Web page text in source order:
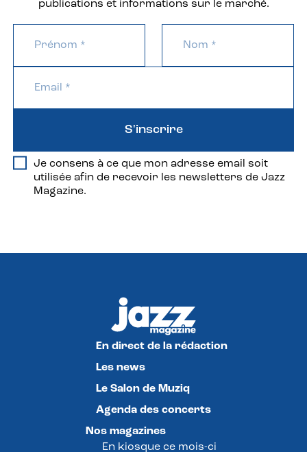
publications et informations sur le marché.
Je consens à ce que mon adresse email soit
utilisée afin de recevoir les newsletters de Jazz
Magazine.
S'inscrire
En direct de la rédaction
Les news
Le Salon de Muziq
Agenda des concerts
Nos magazines
En kiosque ce mois-ci